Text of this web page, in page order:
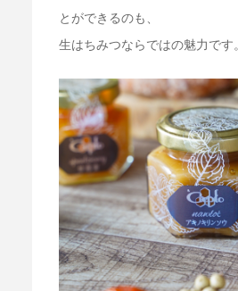
とができるのも、
生はちみつならではの魅力です。